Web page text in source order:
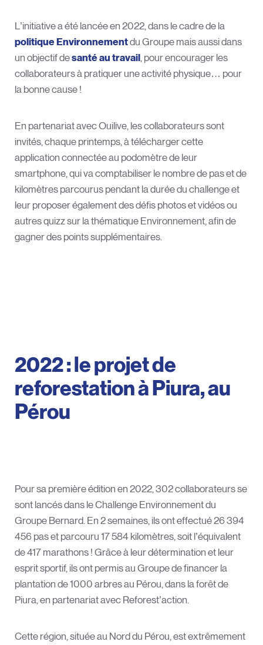
L’initiative a été lancée en 2022, dans le cadre de la
politique Environnementdu Groupe mais aussi dans
un objectif desanté au travail
, pour encourager les
collaborateurs à pratiquer une activité physique… pour
la bonne cause !
En partenariat avec Ouilive, les collaborateurs sont
invités, chaque printemps, à télécharger cette
application connectée au podomètre de leur
smartphone, qui va comptabiliser le nombre de pas et de
kilomètres parcourus pendant la durée du challenge et
leur proposer également des défis photos et vidéos ou
autres quizz sur la thématique Environnement, afin de
gagner des points supplémentaires.
2022 : le projet de
reforestation à Piura, au
Pérou
Pour sa première édition en 2022, 302 collaborateurs se
sont lancés dans le Challenge Environnement du
Groupe Bernard. En 2 semaines, ils ont effectué 26 394
456 pas et parcouru 17 584 kilomètres, soit l’équivalent
de 417 marathons ! Grâce à leur détermination et leur
esprit sportif, ils ont permis au Groupe de financer la
plantation de 1000 arbres au Pérou, dans la forêt de
Piura, en partenariat avec Reforest’action.
Cette région, située au Nord du Pérou, est extrêmement